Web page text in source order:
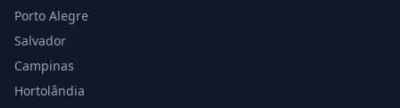
Porto Alegre
Salvador
Campinas
Hortolândia